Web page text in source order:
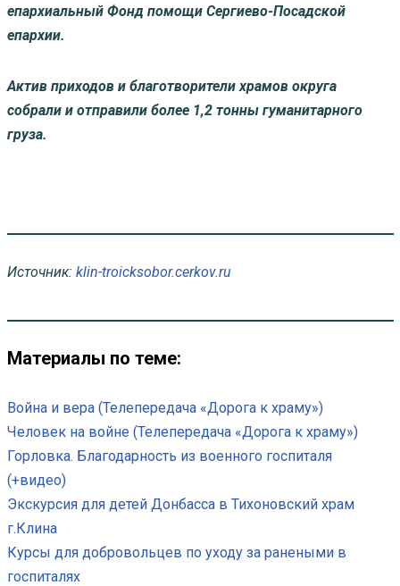
епархиальный Фонд помощи Сергиево-Посадской
епархии.
Актив приходов и благотворители храмов округа
собрали и отправили более 1,2 тонны гуманитарного
груза.
Источник: klin-troicksobor.cerkov.ru
Материалы по теме:
Война и вера (Телепередача «Дорога к храму»)
Человек на войне (Телепередача «Дорога к храму»)
Горловка. Благодарность из военного госпиталя
(+видео)
Экскурсия для детей Донбасса в Тихоновский храм
г.Клина
Курсы для добровольцев по уходу за ранеными в
госпиталях